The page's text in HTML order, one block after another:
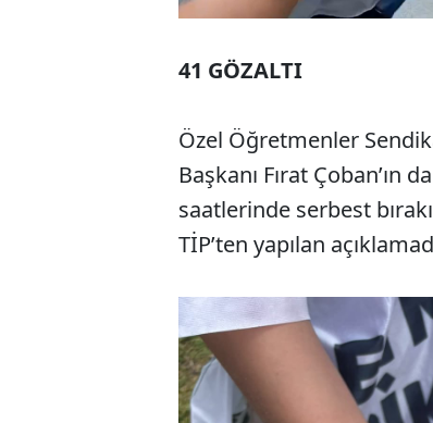
41 GÖZALTI
Özel Öğretmenler
Başkanı Fırat Çoban’ın
saatlerinde serbest
TİP’ten yapılan